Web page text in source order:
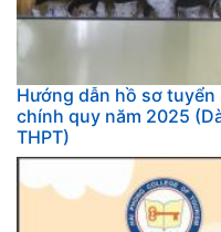
Hướng dẫn hồ sơ
chính quy năm 2025
THPT)